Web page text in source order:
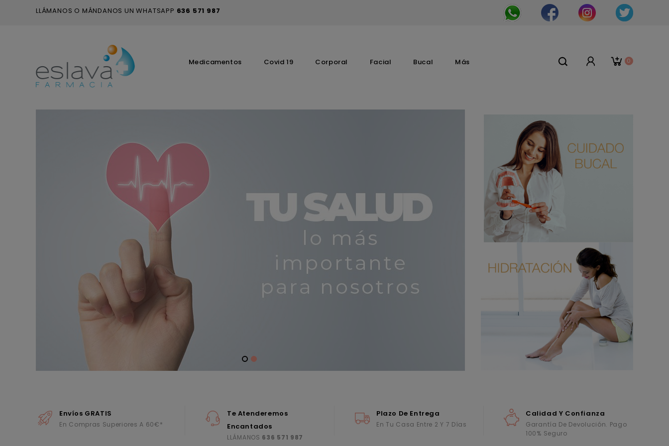
LLÁMANOS O MÁNDANOS UN WHATSAPP 636 571 987
0
Medicamentos Covid 19 Corporal Facial Bucal Más
Envíos GRATIS
En Compras Superiores A 60€*
Te Atenderemos
Encantados
LLÁMANOS 636 571 987
Plazo De Entrega
En Tu Casa Entre 2 Y 7 Días
Calidad Y Confianza
Garantía De Devolución. Pago
100% Seguro